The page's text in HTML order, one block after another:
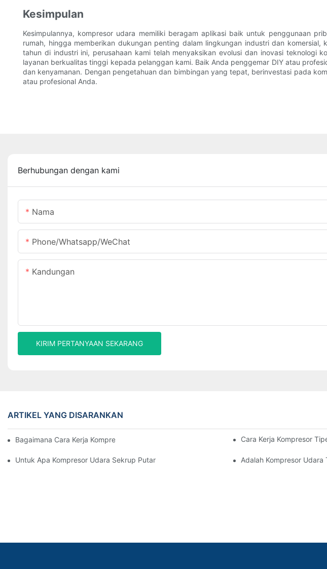
Kesimpulan
Kesimpulannya, kompresor udara memiliki beragam aplikasi baik untuk penggunaan
rumah, hingga memberikan dukungan penting dalam lingkungan industri dan
tahun di industri ini, perusahaan kami telah menyaksikan evolusi dan inovasi teknologi
layanan berkualitas tinggi kepada pelanggan kami. Baik Anda penggemar DIY atau
dan kenyamanan. Dengan pengetahuan dan bimbingan yang tepat, berinvestasi pada
atau profesional Anda.
Berhubungan dengan kami
Nama
Phone/Whatsapp/WeChat
Kandungan
KIRIM PERTANYAAN SEKARANG
ARTIKEL YANG DISARANKAN
Bagaimana Cara Kerja Kompresor Sekrup Cara Kerja Kompresor
Untuk Apa Kompresor Udara Sekrup Putar Adalah Kompresor